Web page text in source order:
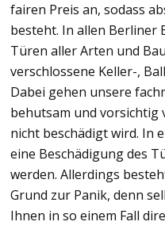
fairen Preis an, sodass
besteht. In allen Berliner
Türen aller Arten und
verschlossene Keller-,
Dabei gehen unsere
behutsam und vorsichtig
nicht beschädigt wird. In
eine Beschädigung des
werden. Allerdings
Grund zur Panik, denn
Ihnen in so einem Fall